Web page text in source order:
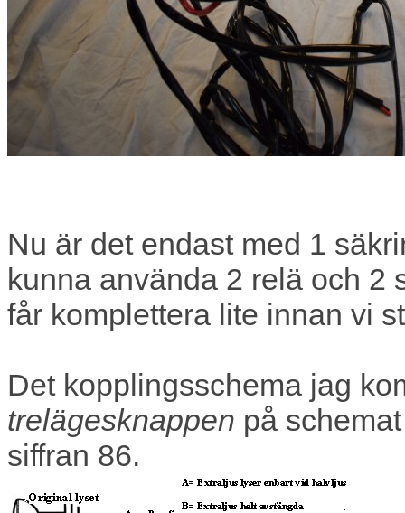
Nu är det endast med 1
kunna använda 2 relä och 2
får komplettera lite innan vi
Det kopplingsschema jag
trelägesknappen på
siffran 86.